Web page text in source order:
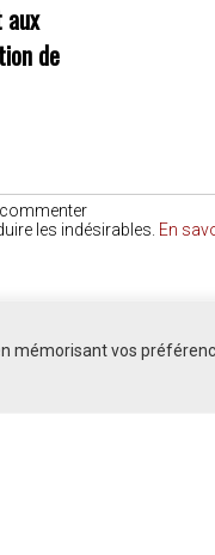
mémorisant vos
aux
de
les indésirables. En